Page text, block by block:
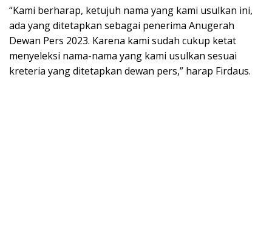
“Kami berharap, ketujuh nama yang kami usulkan ini,
ada yang ditetapkan sebagai penerima Anugerah
Dewan Pers 2023. Karena kami sudah cukup ketat
menyeleksi nama-nama yang kami usulkan sesuai
kreteria yang ditetapkan dewan pers,” harap Firdaus.